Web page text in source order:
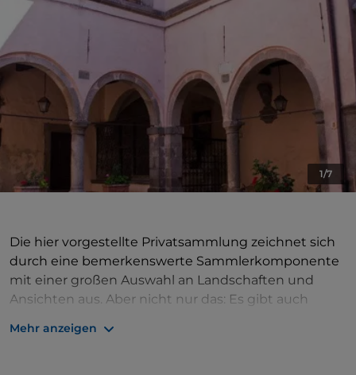
1/7
Die hier vorgestellte Privatsammlung zeichnet sich
durch eine bemerkenswerte Sammlerkomponente
mit einer großen Auswahl an Landschaften und
Ansichten aus. Aber nicht nur das: Es gibt auch
Selbstporträt von Rosalba Carriera (1675-1757) und
Mehr anzeigen